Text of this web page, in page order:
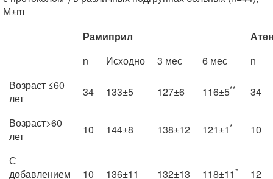
М±m
Рамиприл
n
Исходно 3 мес 6 мес
n
Возраст ≤60
лет
34 133±5 127±6 116±5** 34
Возраст>60
лет
10 144±8 138±12 121±1* 10
С
добавлением
10 136±11 132±13 118±11* 12